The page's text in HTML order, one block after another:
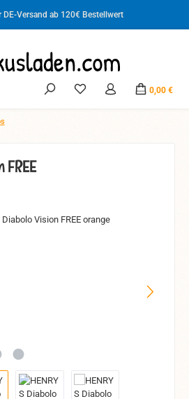
DE-Versand ab 120€ Bestellwert
Du hast 0 Produkte auf
0,00 €